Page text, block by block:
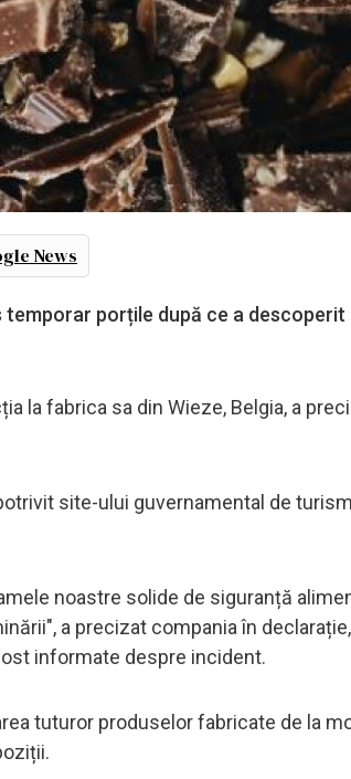
News
temporar porțile după ce a descoperit
la fabrica sa din Wieze, Belgia, a
site-ului guvernamental de
noastre solide de siguranță
a precizat compania în declarație,
informate despre incident.
tuturor produselor fabricate de la